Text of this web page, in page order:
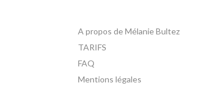
A propos de Mélanie Bultez
TARIFS
FAQ
Mentions légales